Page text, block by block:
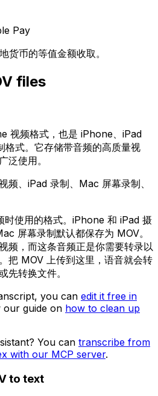
Pay
货币的等值金额收取。
files
视频格式，也是 iPhone、iPad
式。它存储带音频的高质量视
泛使用。
频、iPad 录制、Mac 屏幕录制、
时使用的格式。iPhone 和 iPad 摄
屏幕录制默认都保存为 MOV。
频，而这条音频正是你需要转录以
把 MOV 上传到这里，语音就会转
先转换文件。
you can edit it free in
guide on how to clean up
You can transcribe from
with our MCP server.
to text